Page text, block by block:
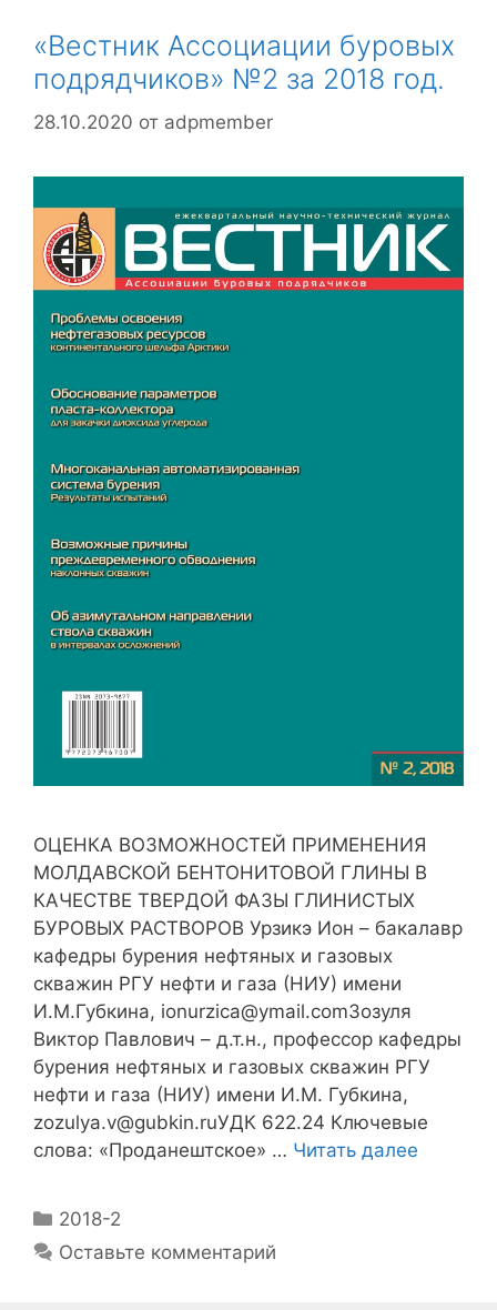
«Вестник Ассоциации буровых
подрядчиков» №2 за 2018 год.
28.10.2020 от adpmember
ОЦЕНКА ВОЗМОЖНОСТЕЙ ПРИМЕНЕНИЯ
МОЛДАВСКОЙ БЕНТОНИТОВОЙ ГЛИНЫ В
КАЧЕСТВЕ ТВЕРДОЙ ФАЗЫ ГЛИНИСТЫХ
БУРОВЫХ РАСТВОРОВ Урзикэ Ион – бакалавр
кафедры бурения нефтяных и газовых
скважин РГУ нефти и газа (НИУ) имени
И.М.Губкина, ionurzica@ymail.comЗозуля
Виктор Павлович – д.т.н., профессор кафедры
бурения нефтяных и газовых скважин РГУ
нефти и газа (НИУ) имени И.М. Губкина,
zozulya.v@gubkin.ruУДК 622.24 Ключевые
слова: «Проданештское» … Читать далее
2018-2
Оставьте комментарий